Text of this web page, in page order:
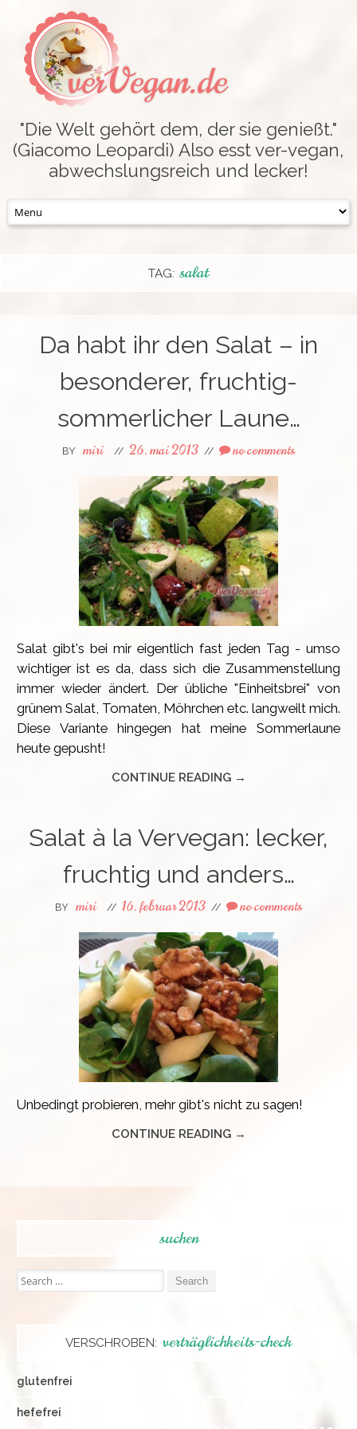
verVegan.de
"Die Welt gehört dem, der sie genießt."
(Giacomo Leopardi) Also esst ver-vegan,
abwechslungsreich und lecker!
to
TAG: salat
Da habt ihr den Salat – in
besonderer, fruchtig-
sommerlicher Laune…
BY miri // 26. mai 2013 // no comments
Salat gibt's bei mir eigentlich fast jeden Tag - umso
wichtiger ist es da, dass sich die Zusammenstellung
immer wieder ändert. Der übliche "Einheitsbrei" von
grünem Salat, Tomaten, Möhrchen etc. langweilt mich.
Diese Variante hingegen hat meine Sommerlaune
heute gepusht!
CONTINUE READING →
Salat à la Vervegan: lecker,
fruchtig und anders…
BY miri // 16. februar 2013 // no comments
Unbedingt probieren, mehr gibt's nicht zu sagen!
CONTINUE READING →
suchen
Search
for:
VERSCHROBEN: verträglichkeits-check
glutenfrei
hefefrei